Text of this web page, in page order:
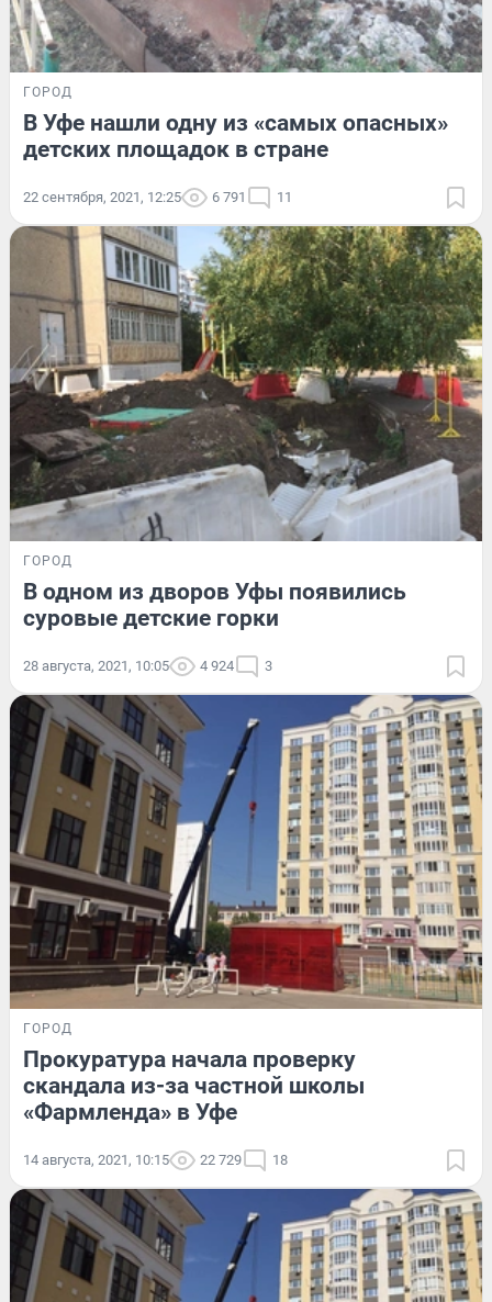
ГОРОД
В Уфе нашли одну из «самых опасных»
детских площадок в стране
22 сентября, 2021, 12:25 6 791 11
ГОРОД
В одном из дворов Уфы появились
суровые детские горки
28 августа, 2021, 10:05 4 924 3
ГОРОД
Прокуратура начала проверку
скандала из-за частной школы
«Фармленда» в Уфе
14 августа, 2021, 10:15 22 729 18